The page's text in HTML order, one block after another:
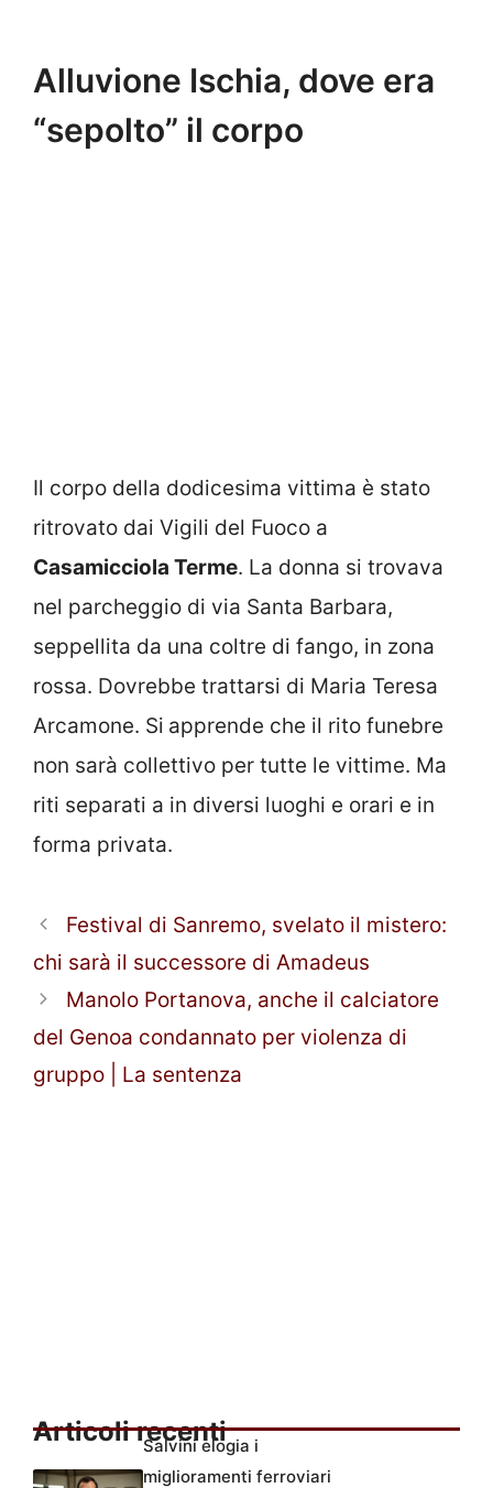
Alluvione Ischia, dove era
“sepolto” il corpo
Il corpo della dodicesima vittima è stato
ritrovato dai Vigili del Fuoco a
Casamicciola Terme. La donna si trovava
nel parcheggio di via Santa Barbara,
seppellita da una coltre di fango, in zona
rossa. Dovrebbe trattarsi di Maria Teresa
Arcamone. Si apprende che il rito funebre
non sarà collettivo per tutte le vittime. Ma
riti separati a in diversi luoghi e orari e in
forma privata.
Festival di Sanremo, svelato il mistero:
chi sarà il successore di Amadeus
Manolo Portanova, anche il calciatore
del Genoa condannato per violenza di
gruppo | La sentenza
Articoli recenti
Salvini elogia i
miglioramenti ferroviari